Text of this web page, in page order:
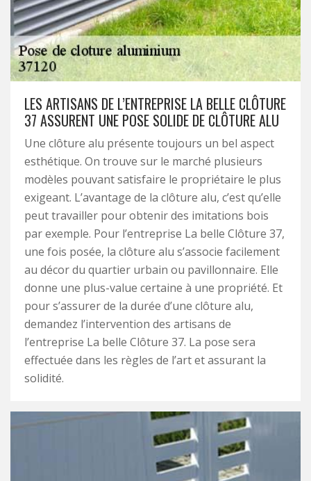
LES ARTISANS DE L’ENTREPRISE LA BELLE CLÔTURE
37 ASSURENT UNE POSE SOLIDE DE CLÔTURE ALU
Une clôture alu présente toujours un bel aspect
esthétique. On trouve sur le marché plusieurs
modèles pouvant satisfaire le propriétaire le plus
exigeant. L’avantage de la clôture alu, c’est qu’elle
peut travailler pour obtenir des imitations bois
par exemple. Pour l’entreprise La belle Clôture 37,
une fois posée, la clôture alu s’associe facilement
au décor du quartier urbain ou pavillonnaire. Elle
donne une plus-value certaine à une propriété. Et
pour s’assurer de la durée d’une clôture alu,
demandez l’intervention des artisans de
l’entreprise La belle Clôture 37. La pose sera
effectuée dans les règles de l’art et assurant la
solidité.